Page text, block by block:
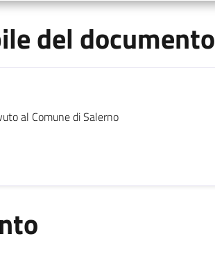
del documento
al Comune di Salerno